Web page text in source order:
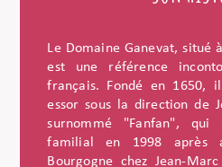
Le Domaine Ganevat, situé
est une référence
français. Fondé en 1650,
essor sous la direction de
surnommé "Fanfan", qui
familial en 1998 après
Bourgogne chez Jean-